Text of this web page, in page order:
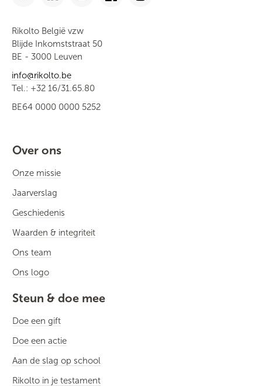
Rikolto België vzw
Blijde Inkomststraat 50
BE - 3000 Leuven
info@rikolto.be
Tel.: +32 16/31.65.80
BE64 0000 0000 5252
Over ons
Onze missie
Jaarverslag
Geschiedenis
Waarden & integriteit
Ons team
Ons logo
Steun & doe mee
Doe een gift
Doe een actie
Aan de slag op school
Rikolto in je testament